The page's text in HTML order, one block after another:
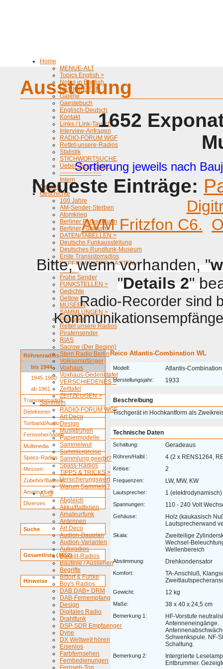
Home
MENUE-ALT
Topics English >
Notes in English
NEUIGKEITEN
Galerie
Gaestebuch
Englisch-Deutsch
Kontakt
Links / Link-Tausch
Interview-Anfragen
RADIO-FORUM WGF
Rettet-unsere-Radios
Statistik
STICHWORTSUCHE
Ueber diese Seiten
---------------------
Intern
Geraete
Geschichte
100 Jahre
AM-Sender-Sterben
Atomkrieg
Berliner Fernsehturm
Berliner Funkturm
DATEN/TABELLEN >
Deutsche Funkausstellung
Deutsches Rundfunk-Museum
Erste Transistorradios
EXPERIMENTIER-KÄSTEN >
Firmen
Frühe Sender
FUNKSTELLEN >
Gedichte
Geltow
MUSEEN
SAMMLUNGEN >
Personen
Rettet unsere Radios
Piratensender
RIAS
Sacrow (Der Beginn)
Stern Radio Berlin
Volksempfänger
Voxhaus
Voxhaus-Gedenktafel
VERSCHIEDENES >
Zeittafel
ZEITZEUGEN >
Sammeln
RADIO-FORUM WGF
Art Deco
Design
Musiktruhen
Papiermodelle
Sammelwut
Sammlerpreise
Sammlung geerbt?
Spass-Radios
TIPPS & TRICKS >
Versicherungswert
Warum Sammeln?
A - G
Abgleich
Akku/Batterien
Amateurfunk
Antennen
Art Deco
Audion-Bauplan
Audion-Varianten
Autoradios
Bakelit-Radios
Bauteile / Aussehen
Begriffe
Bittorf & Funke
Boy's Radios
DAB DAB+ DRM
DAB-Fernempfang
Design
Digitales Radio
Drahtfunk
DSP-SDR Empfaenger
Dyne
DX Weltweit hören
Eisenlos
Farbfernsehen
Fernbedienungen
Fernseh-Ton
Ausstellung
1652
Sortierung jeweils nach
Neueste Einträge:
AVM Fritzfon C6.
Bitte, wenn vorhanden, "
"Details 2"
Radio-Recorder sind
Röhrenradios
bis 1944
1945-1960
ab 1961
Transistorradios
Detektoren
Tonband/Audio
Fernseher/Video
Multimedia
Spass-Radios
Messen
Zubehör/Bauteile
Amateurfunk
Diverses
Suche
Gesamtliste (1652)
Hinweise
Reico Atlantis-Combination WL
Modell: Atlantis-Combination
Herstellungsjahr: 1933
Beschreibung
Tischgerät in Hochkantform als
Technische Daten
Schaltung: Geradeaus
Röhren/Halbl.: 4 (2 x RENS1264,
Kreise: 2
Frequenzen: LW, MW, KW
Lautsprecher: 1 (elektrodynamisch)
Spannungen: 110 - 240 Volt
Gehäuse:
Holz (kaukasisch
Lautsprecherwand
Skala:
Zweiteilige
Wechsel-
Wellenbereich
Abstimmung: Drehkondensator
Komfort:
TA-Anschluß,
Gewicht: 12 kg
Maße: 38 x 40 x 24,5 cm
Bemerkung 1:
HF-Vorstufe
Antenneneingänge.
Schwenkspule. NF-
Schaltung.
Bemerkung 2:
Intergrierte
Entbrummer.